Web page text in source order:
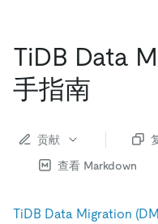
TiDB Data
手指南
贡献
查看 Markdown
TiDB Data Migration